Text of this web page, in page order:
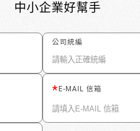
中小企業好幫手
公司統編
E-MAIL 信箱